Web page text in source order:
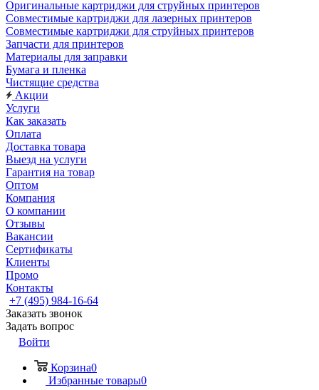
Оригинальные картриджи для струйных принтеров
Совместимые картриджи для лазерных принтеров
Совместимые картриджи для струйных принтеров
Запчасти для принтеров
Материалы для заправки
Бумага и пленка
Чистящие средства
Акции
Услуги
Как заказать
Оплата
Доставка товара
Выезд на услуги
Гарантия на товар
Оптом
Компания
О компании
Отзывы
Вакансии
Сертификаты
Клиенты
Промо
Контакты
+7 (495) 984-16-64
Заказать звонок
Задать вопрос
Войти
Корзина0
Избранные товары0